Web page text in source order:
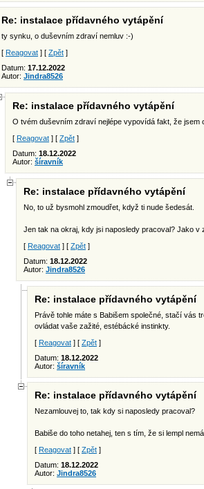
Re: instalace přídavného vytápění
ty synku, o duševním zdraví nemluv :-)
[ Reagovat ] [ Zpět ]
Datum: 17.12.2022
Autor: Jindra8526
Re: instalace přídavného vytápění
O tvém duševním zdraví nejlépe vypovídá fakt, že
[ Reagovat ] [ Zpět ]
Datum: 18.12.2022
Autor: šíravník
Re: instalace přídavného vytápění
No, to už bysmohl zmoudřet, když ti nude šedesát.
Jen tak na okraj, kdy jsi naposledy pracoval? Jako v
[ Reagovat ] [ Zpět ]
Datum: 18.12.2022
Autor: Jindra8526
Re: instalace přídavného vytápění
Právě tohle máte s Babišem společné, stačí vás
ovládat vaše zažité, estébácké instinkty.
[ Reagovat ] [ Zpět ]
Datum: 18.12.2022
Autor: šíravník
Re: instalace přídavného vytápění
Nezamlouvej to, tak kdy si naposledy pracoval?
Babiše do toho netahej, ten s tím, že si lempl
[ Reagovat ] [ Zpět ]
Datum: 18.12.2022
Autor: Jindra8526